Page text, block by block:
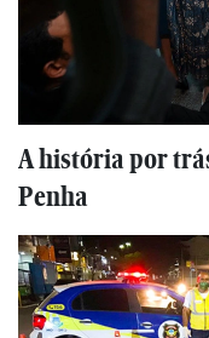
A história por
Penha